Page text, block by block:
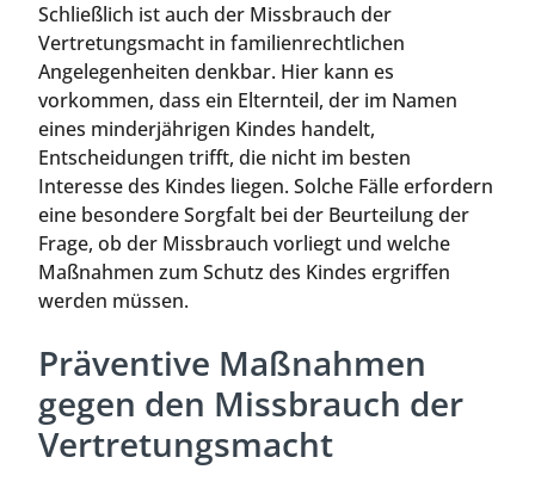
Schließlich ist auch der Missbrauch der
Vertretungsmacht in familienrechtlichen
Angelegenheiten denkbar. Hier kann es
vorkommen, dass ein Elternteil, der im Namen
eines minderjährigen Kindes handelt,
Entscheidungen trifft, die nicht im besten
Interesse des Kindes liegen. Solche Fälle erfordern
eine besondere Sorgfalt bei der Beurteilung der
Frage, ob der Missbrauch vorliegt und welche
Maßnahmen zum Schutz des Kindes ergriffen
werden müssen.
Präventive Maßnahmen
gegen den Missbrauch der
Vertretungsmacht